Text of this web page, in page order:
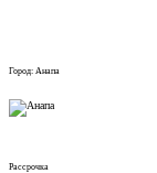
Город: Анапа
Рассрочка